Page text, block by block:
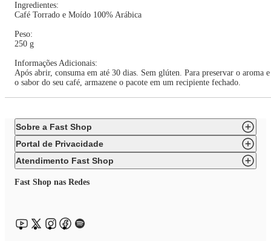
Ingredientes:
Café Torrado e Moído 100% Arábica
Peso:
250 g
Informações Adicionais:
Após abrir, consuma em até 30 dias. Sem glúten. Para preservar o aroma e
o sabor do seu café, armazene o pacote em um recipiente fechado.
Sobre a Fast Shop
Portal de Privacidade
Atendimento Fast Shop
Fast Shop nas Redes